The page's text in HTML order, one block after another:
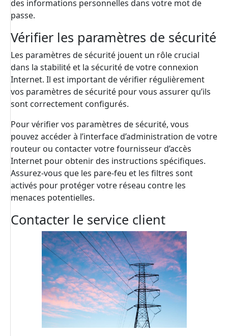
des informations personnelles dans votre mot de
passe.
Vérifier les paramètres de sécurité
Les paramètres de sécurité jouent un rôle crucial
dans la stabilité et la sécurité de votre connexion
Internet. Il est important de vérifier régulièrement
vos paramètres de sécurité pour vous assurer qu’ils
sont correctement configurés.
Pour vérifier vos paramètres de sécurité, vous
pouvez accéder à l’interface d’administration de votre
routeur ou contacter votre fournisseur d’accès
Internet pour obtenir des instructions spécifiques.
Assurez-vous que les pare-feu et les filtres sont
activés pour protéger votre réseau contre les
menaces potentielles.
Contacter le service client